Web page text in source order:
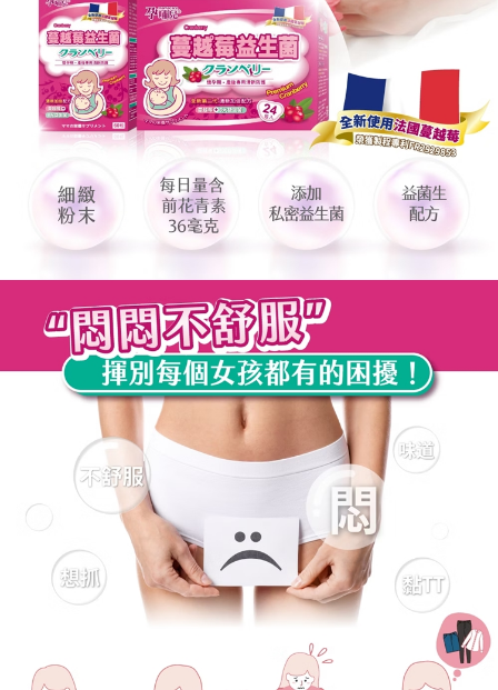
權轉讓予恩沛科技股份有限公司。
２．關於個人資料處理事宜，請瀏覽以下網址：
https://aftee.tw/terms/#terms3
３．未成年的使用者請事先徵得法定代理人或監護人之同意方可使用
「AFTEE先享後付」，若未經同意申辦者引起之損失，本公司不負相關責
任。
４．使用「AFTEE先享後付」時，將依據個別帳號之用戶狀況，依本公司即
時審查核予不同之上限額度；若仍有額度不足之情形，本公司將視審查結果
請求用戶進行身份認證。
５．嚴禁一人註冊多個帳號或使用他人資訊註冊。若發現惡意使用之情形，
恩沛科技股份有限公司將有權停止該用戶之使用額度並採取法律行動。